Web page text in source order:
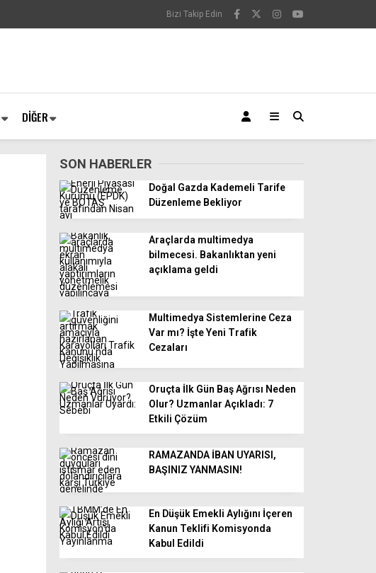
Bizi Takip Edin
DİĞER
SON HABERLER
Doğal Gazda Kademeli Tarife
Düzenleme Bekliyor
Araçlarda multimedya
bilmecesi. Bakanlıktan yeni
açıklama geldi
Multimedya Sistemlerine Ceza
Var mı? İşte Yeni Trafik
Cezaları
Oruçta İlk Gün Baş Ağrısı Neden
Olur? Uzmanlar Açıkladı: 7
Etkili Çözüm
RAMAZANDA İBAN UYARISI,
BAŞINIZ YANMASIN!
En Düşük Emekli Aylığını İçeren
Kanun Teklifi Komisyonda
Kabul Edildi